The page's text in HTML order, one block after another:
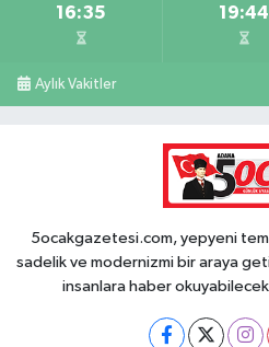
16:35 19:44
Aylık Vakitler
5ocakgazetesi.com, yepyeni
sadelik ve modernizmi bir araya
insanlara haber